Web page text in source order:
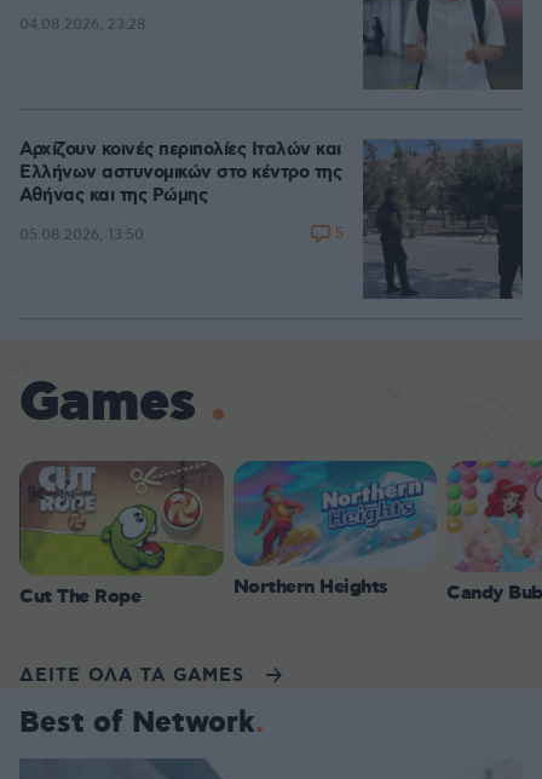
04.08.2026, 23:28
Αρχίζουν κοινές περιπολίες Ιταλών και
Ελλήνων αστυνομικών στο κέντρο της
Αθήνας και της Ρώμης
05.08.2026, 13:50 5
Games
Cut The Rope Northern Heights Candy
ΔΕΙΤΕ ΟΛΑ ΤΑ GAMES
Best of Network